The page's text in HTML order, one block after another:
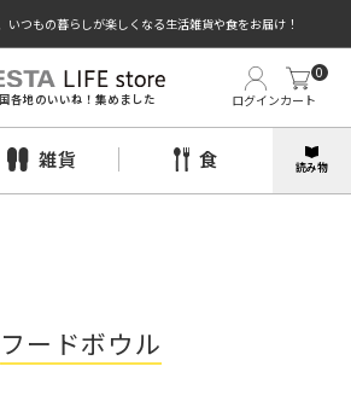
いつもの暮らしが楽しくなる生活雑貨や食をお届け！
各地のいいね！集めました ログインカート
0
雑貨 食 読み物
フードボウル